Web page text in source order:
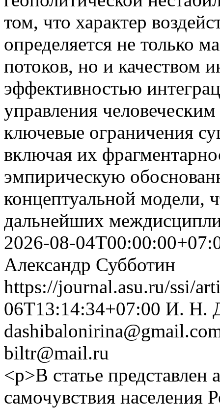
том, что характер
определяется не только
потоков, но и качеством
эффективностью
управления
ключевые ограничения
включая их
эмпирическую
концептуальной модели,
дальнейших
2026-08-
Александр Субботин
https://journal.asu.ru/ssi/
06T13:14:34+07:00 И. Н.
biltr@mail.ru
<p>В статье представлен
самочувствия населения